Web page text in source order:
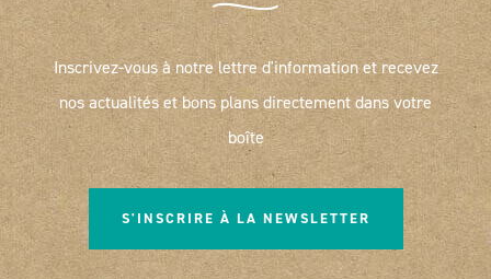
Inscrivez-vous à notre lettre d'information et recevez
nos actualités et bons plans directement dans votre
boîte
S'INSCRIRE À LA NEWSLETTER